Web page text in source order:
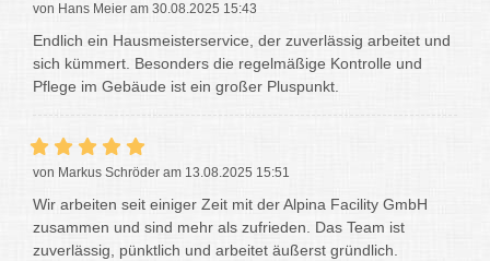
von Hans Meier am 30.08.2025 15:43
Endlich ein Hausmeisterservice, der zuverlässig arbeitet und
sich kümmert. Besonders die regelmäßige Kontrolle und
Pflege im Gebäude ist ein großer Pluspunkt.
von Markus Schröder am 13.08.2025 15:51
Wir arbeiten seit einiger Zeit mit der Alpina Facility GmbH
zusammen und sind mehr als zufrieden. Das Team ist
zuverlässig, pünktlich und arbeitet äußerst gründlich.